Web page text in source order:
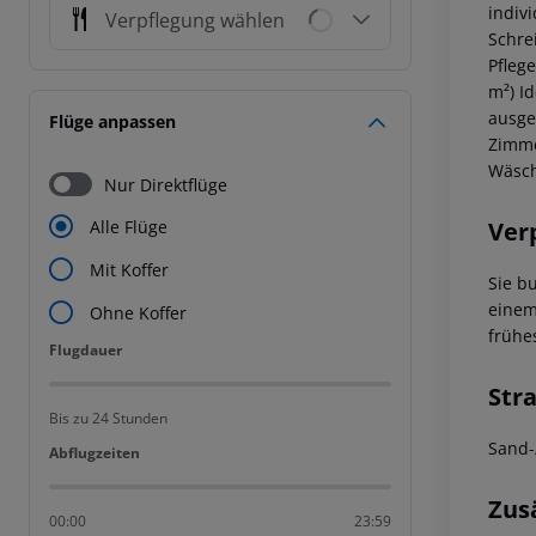
Verpflegung wählen
Flüge anpassen
Nur Direktflüge
Alle Flüge
Mit Koffer
Ohne Koffer
Flugdauer
Flugdauer
Bis zu 24 Stunden
Abflugzeiten
Abflugzeiten
00:00 23:59
m²)
Sie